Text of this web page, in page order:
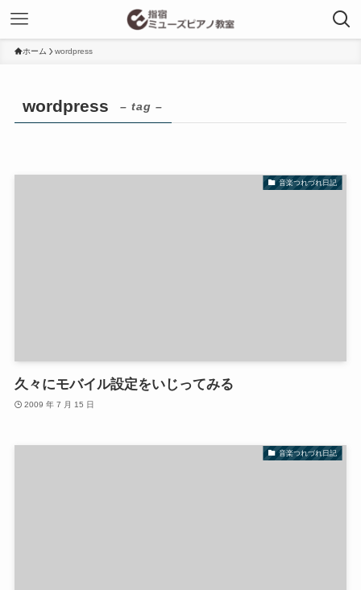
ホーム wordpress
wordpress – tag –
音楽つれづれ日記
久々にモバイル設定をいじってみる
2009 年 7 月 15 日
音楽つれづれ日記